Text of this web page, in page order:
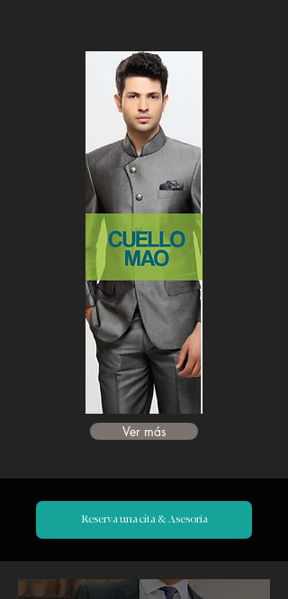
Ver más
Reserva una cita & Asesoría